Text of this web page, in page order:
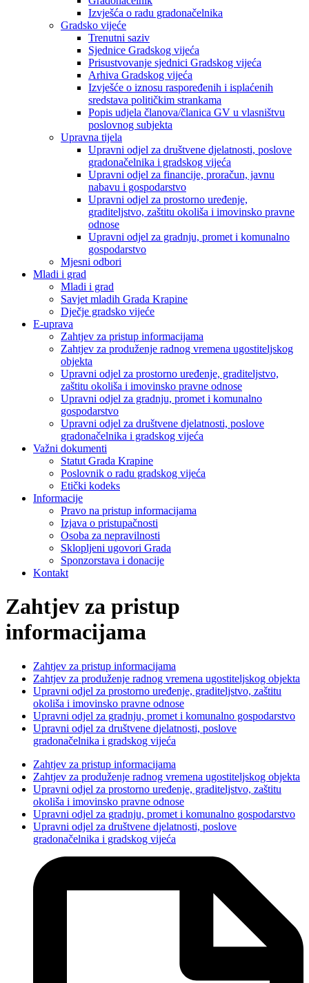
Izvješća o radu gradonačelnika
Gradsko vijeće
Trenutni saziv
Sjednice Gradskog vijeća
Prisustvovanje sjednici Gradskog vijeća
Arhiva Gradskog vijeća
Izvješće o iznosu raspoređenih i isplaćenih
sredstava političkim strankama
Popis udjela članova/članica GV u vlasništvu
poslovnog subjekta
Upravna tijela
Upravni odjel za društvene djelatnosti, poslove
gradonačelnika i gradskog vijeća
Upravni odjel za financije, proračun, javnu
nabavu i gospodarstvo
Upravni odjel za prostorno uređenje,
graditeljstvo, zaštitu okoliša i imovinsko pravne
odnose
Upravni odjel za gradnju, promet i komunalno
gospodarstvo
Mjesni odbori
Mladi i grad
Mladi i grad
Savjet mladih Grada Krapine
Dječje gradsko vijeće
E-uprava
Zahtjev za pristup informacijama
Zahtjev za produženje radnog vremena ugostiteljskog
objekta
Upravni odjel za prostorno uređenje, graditeljstvo,
zaštitu okoliša i imovinsko pravne odnose
Upravni odjel za gradnju, promet i komunalno
gospodarstvo
Upravni odjel za društvene djelatnosti, poslove
gradonačelnika i gradskog vijeća
Važni dokumenti
Statut Grada Krapine
Poslovnik o radu gradskog vijeća
Etički kodeks
Informacije
Pravo na pristup informacijama
Izjava o pristupačnosti
Osoba za nepravilnosti
Sklopljeni ugovori Grada
Sponzorstava i donacije
Kontakt
Zahtjev za pristup
informacijama
Zahtjev za pristup informacijama
Zahtjev za produženje radnog vremena ugostiteljskog objekta
Upravni odjel za prostorno uređenje, graditeljstvo, zaštitu
okoliša i imovinsko pravne odnose
Upravni odjel za gradnju, promet i komunalno gospodarstvo
Upravni odjel za društvene djelatnosti, poslove
gradonačelnika i gradskog vijeća
Zahtjev za pristup informacijama
Zahtjev za produženje radnog vremena ugostiteljskog objekta
Upravni odjel za prostorno uređenje, graditeljstvo, zaštitu
okoliša i imovinsko pravne odnose
Upravni odjel za gradnju, promet i komunalno gospodarstvo
Upravni odjel za društvene djelatnosti, poslove
gradonačelnika i gradskog vijeća